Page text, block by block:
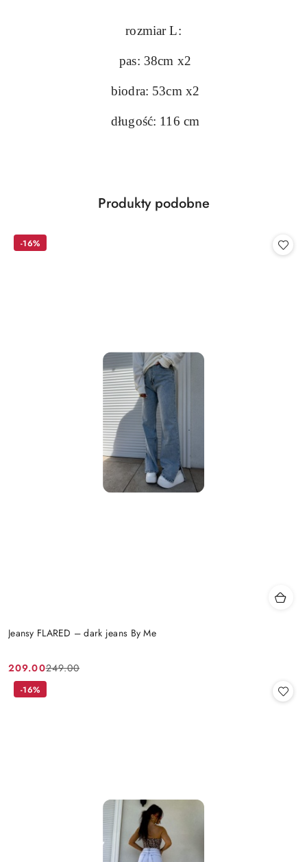
rozmiar L:
pas: 38cm x2
biodra: 53cm x2
długość: 116 cm
Pomiń karuzelę produktów
Produkty
Produkty podobne
Jeansy FLARED – dark jeans By Me
Cena
promocyjna:
209.00
Cena
przed
249.00
-16%
-16%